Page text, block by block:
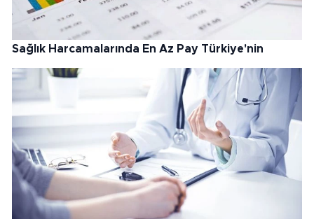
Sağlık Harcamalarında En Az Pay Türkiye'nin